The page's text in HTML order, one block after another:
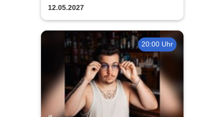
12.05.2027
20:00 Uhr